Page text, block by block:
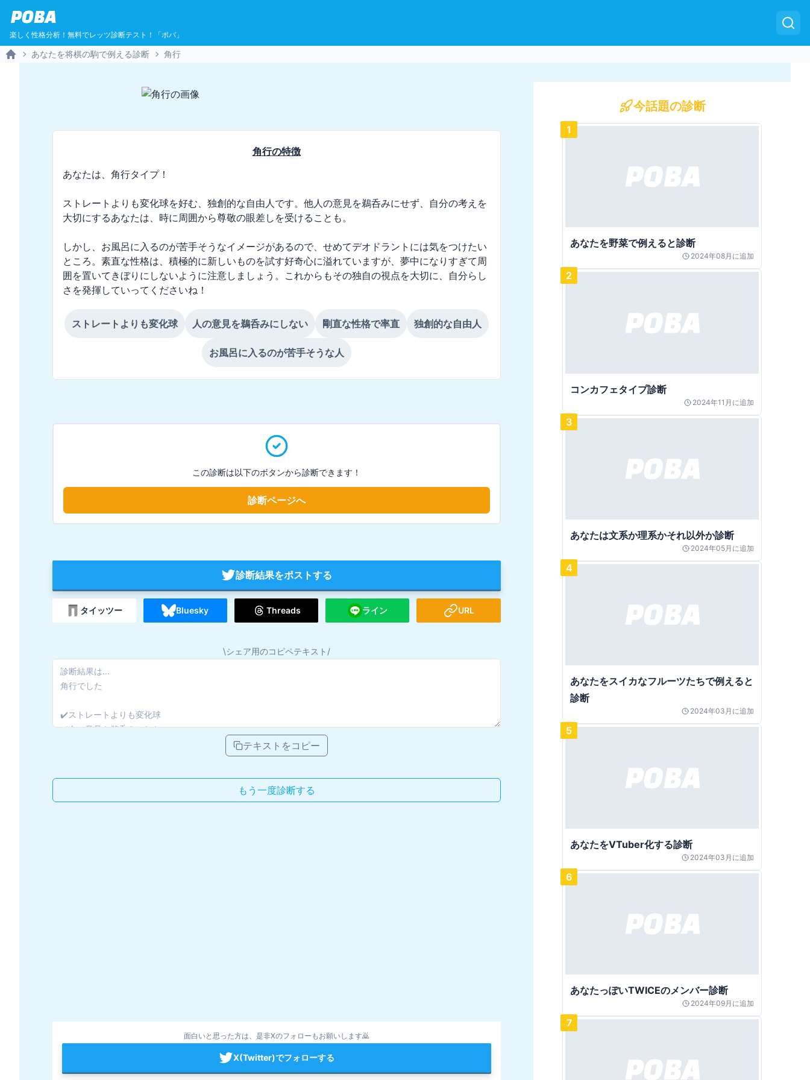
POBA
楽しく性格分析！無料でレッツ診断テスト！「ポバ」
あなたを将棋の駒で例える診断 角行
角行の特徴
あなたは、角行タイプ！
ストレートよりも変化球を好む、独創的な自由人です。他人の意見を鵜呑みにせず、自分の考えを
大切にするあなたは、時に周囲から尊敬の眼差しを受けることも。
しかし、お風呂に入るのが苦手そうなイメージがあるので、せめてデオドラントには気をつけたい
ところ。素直な性格は、積極的に新しいものを試す好奇心に溢れていますが、夢中になりすぎて周
囲を置いてきぼりにしないように注意しましょう。これからもその独自の視点を大切に、自分らし
さを発揮していってくださいね！
ストレートよりも変化球 人の意見を鵜呑みにしない 剛直な性格で率直 独創的な自由人
お風呂に入るのが苦手そうな人
この診断は以下のボタンから診断できます！
診断ページへ
診断結果をポストする
タイッツー Bluesky Threads ライン URL
\シェア用のコピペテキスト/
テキストをコピー
もう一度診断する
面白いと思った方は、是非Xのフォローもお願いします🙇
X(Twitter)でフォローする
今話題の診断
1
あなたを野菜で例えると診断
2024年08月 に追加
2
コンカフェタイプ診断
2024年11月 に追加
3
あなたは文系か理系かそれ以外か診断
2024年05月 に追加
4
あなたをスイカなフルーツたちで例えると
診断
2024年03月 に追加
5
あなたをVTuber化する診断
2024年03月 に追加
6
あなたっぽいTWICEのメンバー診断
2024年09月 に追加
7